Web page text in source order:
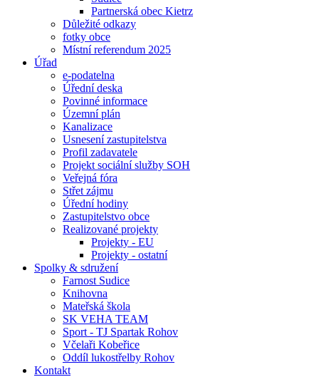
Partnerská obec Kietrz
Důležité odkazy
fotky obce
Místní referendum 2025
Úřad
e-podatelna
Úřední deska
Povinné informace
Územní plán
Kanalizace
Usnesení zastupitelstva
Profil zadavatele
Projekt sociální služby SOH
Veřejná fóra
Střet zájmu
Úřední hodiny
Zastupitelstvo obce
Realizované projekty
Projekty - EU
Projekty - ostatní
Spolky & sdružení
Farnost Sudice
Knihovna
Mateřská škola
SK VEHA TEAM
Sport - TJ Spartak Rohov
Včelaři Kobeřice
Oddíl lukostřelby Rohov
Kontakt